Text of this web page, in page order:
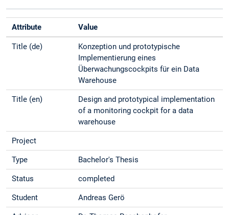
Attribute Value
Title (de)
Konzeption und prototypische
Implementierung eines
Überwachungscockpits für ein Data
Warehouse
Title (en)
Design and prototypical implementation
of a monitoring cockpit for a data
warehouse
Project
Type Bachelor's Thesis
Status completed
Student Andreas Gerö